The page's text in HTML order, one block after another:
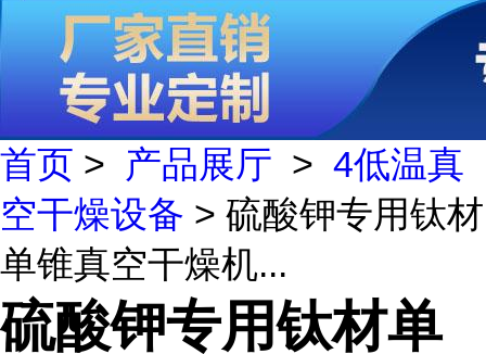
首页 > 产品展厅 > 4低温真
空干燥设备 > 硫酸钾专用钛材
单锥真空干燥机...
硫酸钾专用钛材单